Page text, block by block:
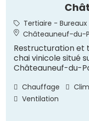
Tertiaire - Bureaux
Châteauneuf-du-
Restructuration et
chai vinicole situé
Châteauneuf-du-
Chauffage
Ventilation